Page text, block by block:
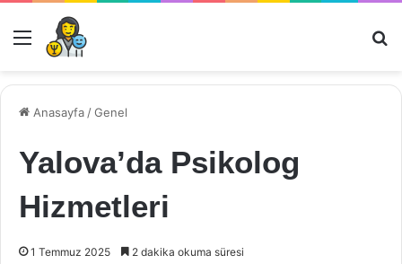
Menü
Anasayfa /Genel
Yalova’da Psikolog
Hizmetleri
1 Temmuz 2025 2 dakika okuma süresi